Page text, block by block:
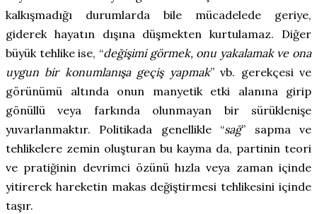
kalkışmadığı durumlarda bile mücadelede geriye,
giderek hayatın dışına düşmekten kurtulamaz. Diğer
büyük tehlike ise, “değişimi görmek, onu yakalamak ve ona
uygun bir konumlanışa geçiş yapmak”vb. gerekçesi ve
görünümü altında onun manyetik etki alanına girip
gönüllü veya farkında olunmayan bir sürüklenişe
yuvarlanmaktır. Politikada genellikle “sağ” sapma ve
tehlikelere zemin oluşturan bu kayma da, partinin teori
ve pratiğinin devrimci özünü hızla veya zaman içinde
yitirerek hareketin makas değiştirmesi tehlikesini içinde
taşır.